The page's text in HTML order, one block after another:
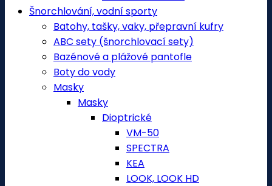
Šnorchlování, vodní sporty
Batohy, tašky, vaky, přepravní kufry
ABC sety (šnorchlovací sety)
Bazénové a plážové pantofle
Boty do vody
Masky
Masky
Dioptrické
VM-50
SPECTRA
KEA
LOOK, LOOK HD